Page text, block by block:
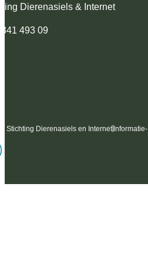
Dierenasiels & Internet
493 09
Stichting Dierenasiels en Internet Informatie-